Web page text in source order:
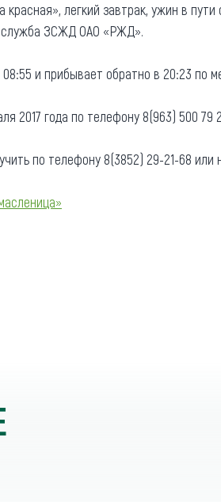
легкий завтрак, ужин в
ЗСЖД ОАО «РЖД».
и прибывает обратно в 20:23 по
2017 года по телефону 8(963) 500 79
по телефону 8(3852) 29-21-68